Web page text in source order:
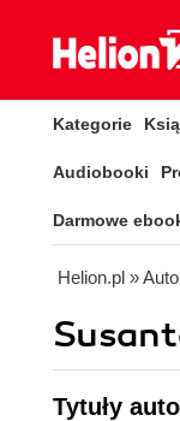
Kategorie
Audiobooki
Darmowe
Helion.pl »
Tytuły